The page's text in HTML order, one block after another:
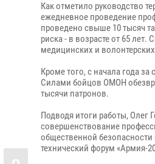
Как отметило руководство
ежедневное проведение
проведено свыше 10 тысяч
риска - в возрасте от 65
медицинских и
Кроме того, с начала года
Силами бойцов ОМОН
тысячи патронов.
Подводя итоги работы, Олег
совершенствование
общественной
технический форум «Армия-